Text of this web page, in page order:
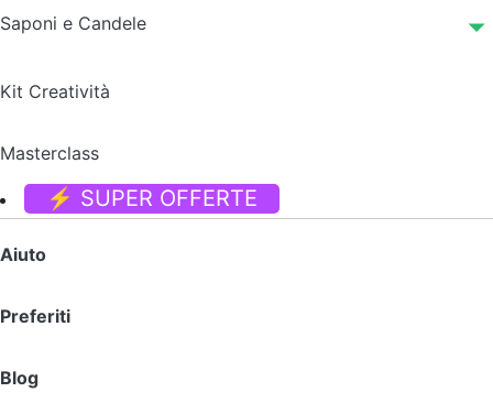
Saponi e Candele
Kit Creatività
Masterclass
⚡ SUPER OFFERTE
Aiuto
Preferiti
Blog